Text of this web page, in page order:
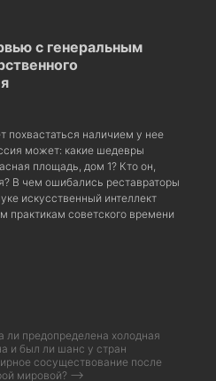
с генеральным
похвастаться наличием у нее
может: какие шедевры
площадь, дом 1? Кто он,
В чем ошибались реставраторы
искусственный интеллект
практикам советского времени
ли предопределена холодная
и был ли шанс у стран
сосуществование после
мировой? ⟶